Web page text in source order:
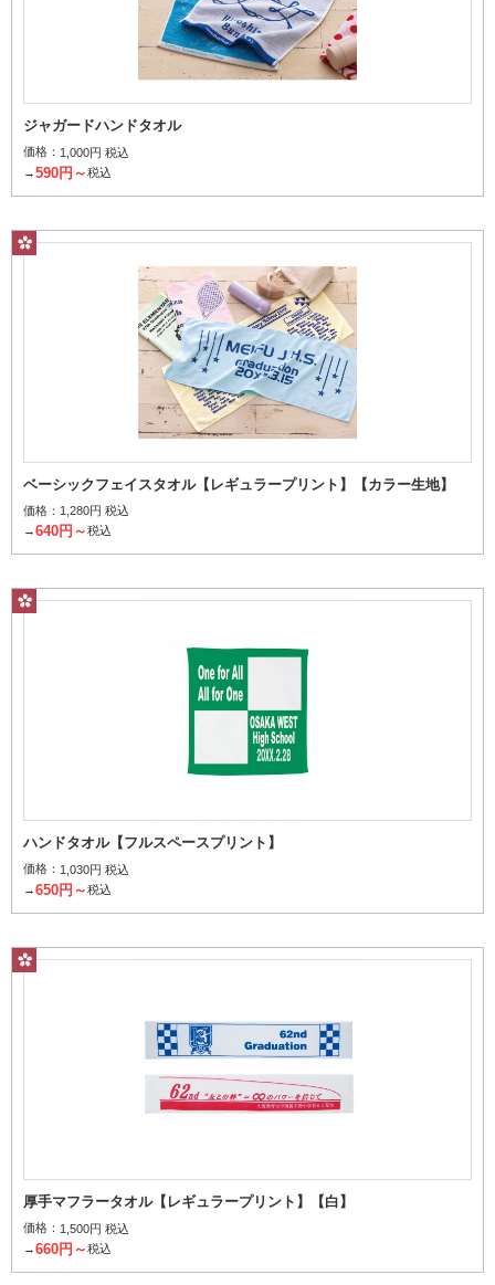
ジャガードハンドタオル
価格： 1,000円 税込
→590円～税込
ベーシックフェイスタオル【レギュラープリント】【カラー生地】
価格： 1,280円 税込
→640円～税込
ハンドタオル【フルスペースプリント】
価格： 1,030円 税込
→650円～税込
厚手マフラータオル【レギュラープリント】【白】
価格： 1,500円 税込
→660円～税込